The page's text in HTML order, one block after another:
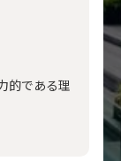
的である理